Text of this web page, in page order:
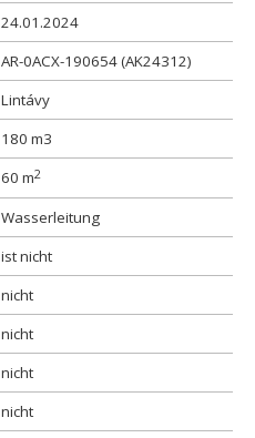
24.01.2024
AR-0ACX-190654 (AK24312)
Lintávy
180 m3
60 m2
Wasserleitung
ist nicht
nicht
nicht
nicht
nicht